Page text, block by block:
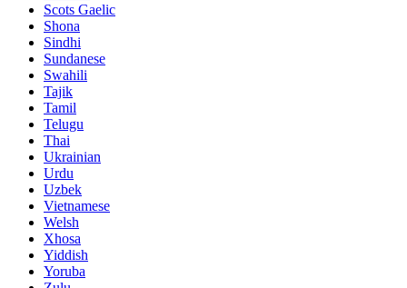
Scots Gaelic
Shona
Sindhi
Sundanese
Swahili
Tajik
Tamil
Telugu
Thai
Ukrainian
Urdu
Uzbek
Vietnamese
Welsh
Xhosa
Yiddish
Yoruba